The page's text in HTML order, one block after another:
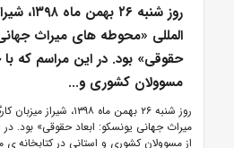
روز شنبه
المللی «محوطه های میراث
حقوقی» بود. در این مراسم که
مسوولان کشوری و...
روز شنبه ۲۶ بهمن ماه
میراث جهانی یونسکو: ابعاد حقوقی» بود.
از مسوولان کشوری و استانی در کتابخانه ی